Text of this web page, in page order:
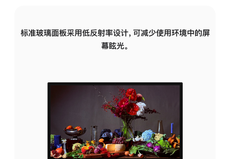
标准玻璃面板采用低反射率设计，可减少使用环境中的屏
幕眩光。